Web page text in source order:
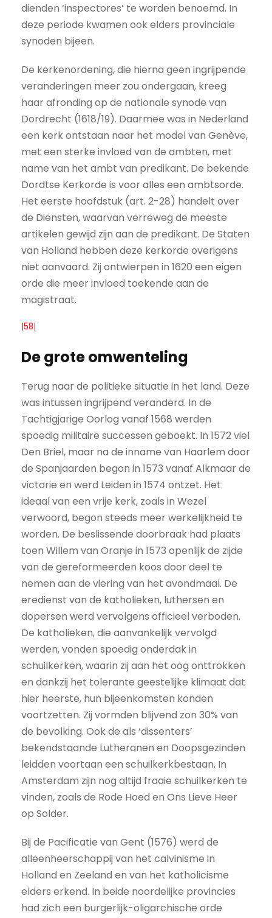
dienden ‘inspectores’ te worden benoemd. In
deze periode kwamen ook elders provinciale
synoden bijeen.
De kerkenordening, die hierna geen ingrijpende
veranderingen meer zou ondergaan, kreeg
haar afronding op de nationale synode van
Dordrecht (1618/19). Daarmee was in Nederland
een kerk ontstaan naar het model van Genève,
met een sterke invloed van de ambten, met
name van het ambt van predikant. De bekende
Dordtse Kerkorde is voor alles een ambtsorde.
Het eerste hoofdstuk (art. 2-28) handelt over
de Diensten, waarvan verreweg de meeste
artikelen gewijd zijn aan de predikant. De Staten
van Holland hebben deze kerkorde overigens
niet aanvaard. Zij ontwierpen in 1620 een eigen
orde die meer invloed toekende aan de
magistraat.
|58|
De grote omwenteling
Terug naar de politieke situatie in het land. Deze
was intussen ingrijpend veranderd. In de
Tachtigjarige Oorlog vanaf 1568 werden
spoedig militaire successen geboekt. In 1572 viel
Den Briel, maar na de inname van Haarlem door
de Spanjaarden begon in 1573 vanaf Alkmaar de
victorie en werd Leiden in 1574 ontzet. Het
ideaal van een vrije kerk, zoals in Wezel
verwoord, begon steeds meer werkelijkheid te
worden. De beslissende doorbraak had plaats
toen Willem van Oranje in 1573 openlijk de zijde
van de gereformeerden koos door deel te
nemen aan de viering van het avondmaal. De
eredienst van de katholieken, luthersen en
dopersen werd vervolgens officieel verboden.
De katholieken, die aanvankelijk vervolgd
werden, vonden spoedig onderdak in
schuilkerken, waarin zij aan het oog onttrokken
en dankzij het tolerante geestelijke klimaat dat
hier heerste, hun bijeenkomsten konden
voortzetten. Zij vormden blijvend zon 30% van
de bevolking. Ook de als ‘dissenters’
bekendstaande Lutheranen en Doopsgezinden
leidden voortaan een schuilkerkbestaan. In
Amsterdam zijn nog altijd fraaie schuilkerken te
vinden, zoals de Rode Hoed en Ons Lieve Heer
op Solder.
Bij de Pacificatie van Gent (1576) werd de
alleenheerschappij van het calvinisme in
Holland en Zeeland en van het katholicisme
elders erkend. In beide noordelijke provincies
had zich een burgerlijk-oligarchische orde